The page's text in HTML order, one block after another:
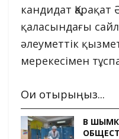
кандидат
қаласындағы
әлеуметтік
мерекесімен
Оқи отырыңыз...
В